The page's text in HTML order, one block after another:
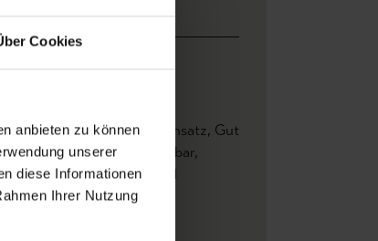
Cookies
anbieten zu können
unserer
diese Informationen
Ihrer Nutzung
m x Höhe 1,00 m
s1 d0, Gerader Ansatz, Gut
, Restlos trocken abziehbar,
auf Anfrage, Wand
, Waschbeständig